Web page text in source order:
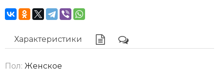
Характеристики
Пол: Женское